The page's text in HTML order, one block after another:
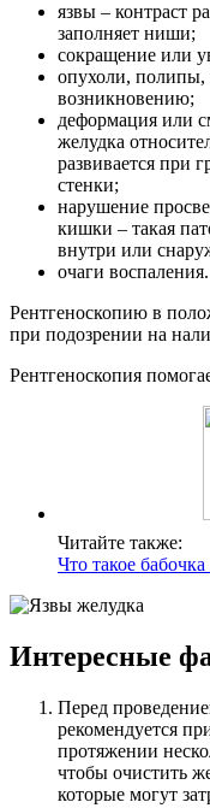
язвы – контраст
заполняет ниши;
сокращение или
опухоли, полипы,
возникновению;
деформация или
желудка
развивается при
стенки;
нарушение
кишки – такая
внутри или
очаги воспаления.
Рентгеноскопию в
при подозрении на
Рентгеноскопия
Читайте также:
Что такое
Интересные
Перед
рекомендуется
протяжении
чтобы очистить
которые могут